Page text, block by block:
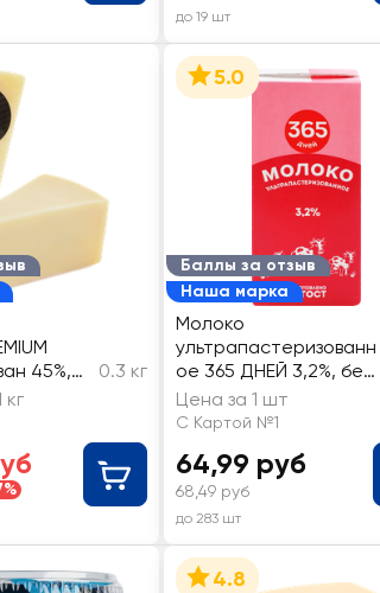
до 19 шт
45%,
0.3 кг
кг
Баллы за отзыв
Наша марка
5.0
Молоко
ультрапастеризованн
ое 365 ДНЕЙ 3,2%, без
змж
Цена за 1 шт
С Картой №1
64,99 руб
68,49 руб
до 283 шт
4.8